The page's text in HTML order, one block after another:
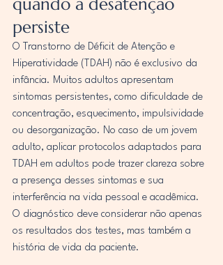
quando a desatenção
persiste
O Transtorno de Déficit de Atenção e
Hiperatividade (TDAH) não é exclusivo da
infância. Muitos adultos apresentam
sintomas persistentes, como dificuldade de
concentração, esquecimento, impulsividade
ou desorganização. No caso de um jovem
adulto, aplicar protocolos adaptados para
TDAH em adultos pode trazer clareza sobre
a presença desses sintomas e sua
interferência na vida pessoal e acadêmica.
O diagnóstico deve considerar não apenas
os resultados dos testes, mas também a
história de vida da paciente.